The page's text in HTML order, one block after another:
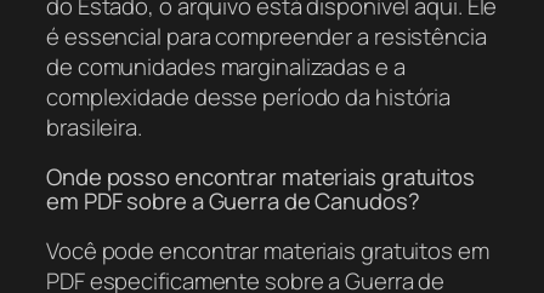
é essencial para compreender a resistência
de comunidades marginalizadas e a
complexidade desse período da história
brasileira.
Onde posso encontrar materiais gratuitos
em PDF sobre a Guerra de Canudos?
Você pode encontrar materiais gratuitos em
PDF especificamente sobre a Guerra de